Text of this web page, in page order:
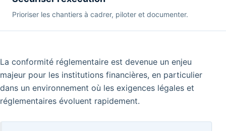
Prioriser les chantiers à cadrer, piloter et documenter.
La conformité réglementaire est devenue un enjeu
majeur pour les institutions financières, en particulier
dans un environnement où les exigences légales et
réglementaires évoluent rapidement.